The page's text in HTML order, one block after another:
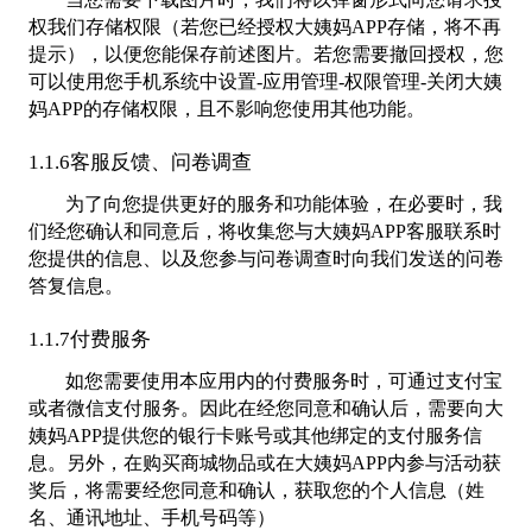
权我们存储权限（若您已经授权大姨妈APP存储，将不再
提示），以便您能保存前述图片。若您需要撤回授权，您
可以使用您手机系统中设置-应用管理-权限管理-关闭大姨
妈APP的存储权限，且不影响您使用其他功能。
1.1.6客服反馈、问卷调查
为了向您提供更好的服务和功能体验，在必要时，我
们经您确认和同意后，将收集您与大姨妈APP客服联系时
您提供的信息、以及您参与问卷调查时向我们发送的问卷
答复信息。
1.1.7付费服务
如您需要使用本应用内的付费服务时，可通过支付宝
或者微信支付服务。因此在经您同意和确认后，需要向大
姨妈APP提供您的银行卡账号或其他绑定的支付服务信
息。另外，在购买商城物品或在大姨妈APP内参与活动获
奖后，将需要经您同意和确认，获取您的个人信息（姓
名、通讯地址、手机号码等）